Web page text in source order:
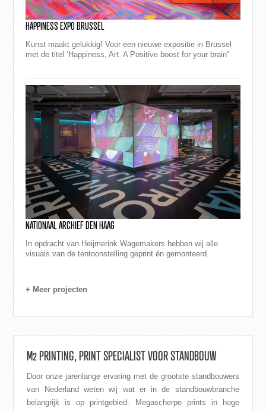
HAPPINESS EXPO BRUSSEL
Kunst maakt gelukkig! Voor een nieuwe expositie in Brussel
met de titel ‘Happiness, Art. A Positive boost for your brain”
NATIONAAL ARCHIEF DEN HAAG
In opdracht van Heijmerink Wagemakers hebben wij alle
visuals van de tentoonstelling geprint én gemonteerd.
+ Meer projecten
M2 PRINTING, PRINT SPECIALIST VOOR STANDBOUW
Door onze jarenlange ervaring met de grootste standbouwers
van Nederland weten wij wat er in de standbouwbranche
belangrijk is op printgebied. Megascherpe prints in hoge